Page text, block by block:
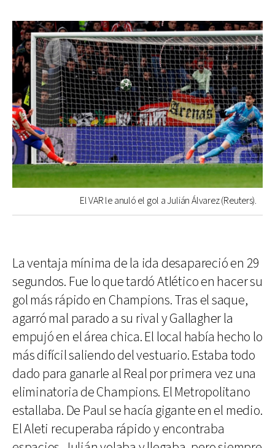
El VAR le anuló el gol a Julián Álvarez (Reuters).
La ventaja mínima de la ida desapareció en 29
segundos. Fue lo que tardó Atlético en hacer su
gol más rápido en Champions. Tras el saque,
agarró mal parado a su rival y Gallagher la
empujó en el área chica. El local había hecho lo
más difícil saliendo del vestuario. Estaba todo
dado para ganarle al Real por primera vez una
eliminatoria de Champions. El Metropolitano
estallaba. De Paul se hacía gigante en el medio.
El Aleti recuperaba rápido y encontraba